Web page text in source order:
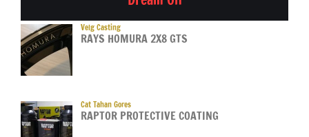
Velg Casting
RAYS HOMURA 2X8 GTS
Cat Tahan Gores
RAPTOR PROTECTIVE COATING